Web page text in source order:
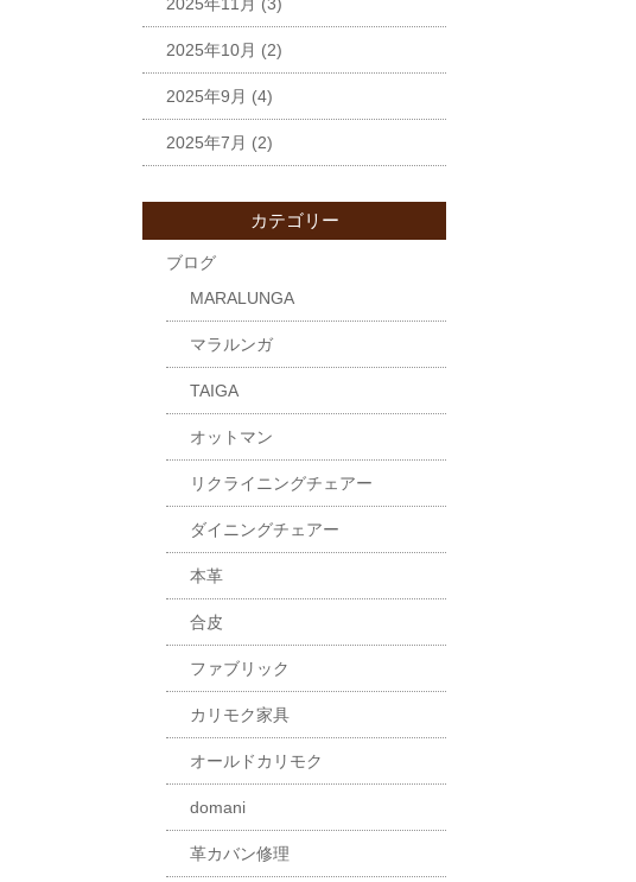
2025年10月 (2)
2025年9月 (4)
2025年7月 (2)
カテゴリー
ブログ
MARALUNGA
マラルンガ
TAIGA
オットマン
リクライニングチェアー
ダイニングチェアー
本革
合皮
ファブリック
カリモク家具
オールドカリモク
domani
革カバン修理